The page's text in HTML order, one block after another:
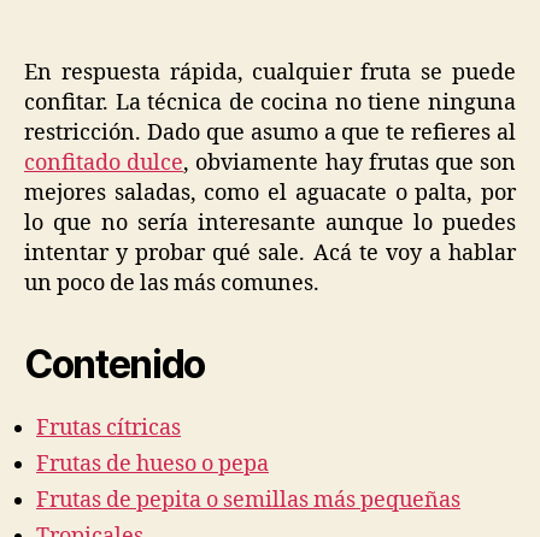
que
se
pueden
confitar?
En respuesta rápida, cualquier fruta se puede
confitar. La técnica de cocina no tiene ninguna
restricción. Dado que asumo a que te refieres al
confitado dulce, obviamente hay frutas que son
mejores saladas, como el aguacate o palta, por
lo que no sería interesante aunque lo puedes
intentar y probar qué sale. Acá te voy a hablar
un poco de las más comunes.
Contenido
Frutas cítricas
Frutas de hueso o pepa
Frutas de pepita o semillas más pequeñas